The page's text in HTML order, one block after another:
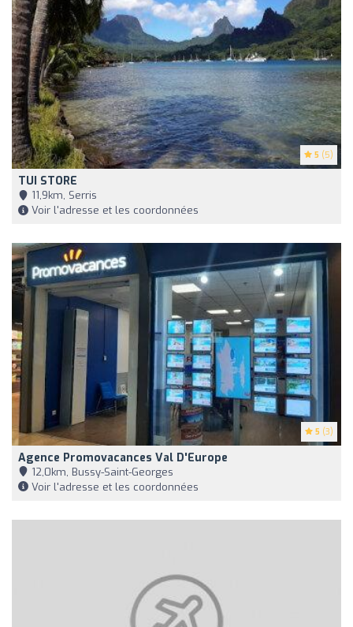
5 (5)
TUI STORE
11,9km, Serris
Voir l'adresse et les coordonnées
5 (3)
Agence Promovacances Val D'Europe
12,0km, Bussy-Saint-Georges
Voir l'adresse et les coordonnées